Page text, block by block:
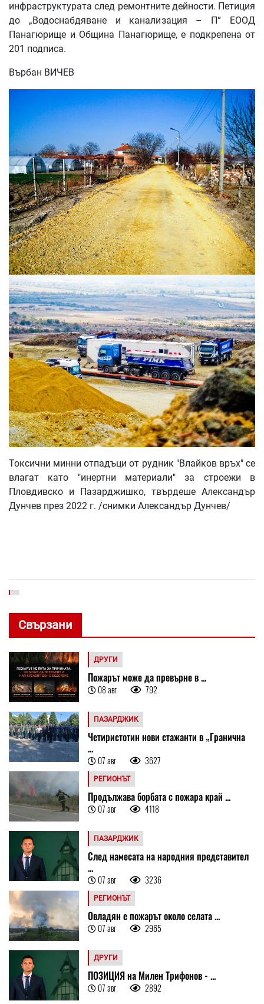
инфраструктурата след ремонтните дейности. Петиция
до „Водоснабдяване и канализация – П“ ЕООД
Панагюрище и Община Панагюрище, е подкрепена от
201 подписа.
Върбан ВИЧЕВ
Токсични минни отпадъци от рудник "Влайков връх" се
влагат като "инертни материали" за строежи в
Пловдивско и Пазарджишко, твърдеше Александър
Дунчев през 2022 г. /снимки Александър Дунчев/
Свързани
ДРУГИ
Пожарът може да превърне в ...
08 авг 792
ПАЗАРДЖИК
Четиристотин нови стажанти в „Гранична
...
07 авг 3627
РЕГИОНЪТ
Продължава борбата с пожара край ...
07 авг 4118
ПАЗАРДЖИК
След намесата на народния представител
...
07 авг 3236
РЕГИОНЪТ
Овладян е пожарът около селата ...
07 авг 2965
ДРУГИ
ПОЗИЦИЯ на Милен Трифонов - ...
07 авг 2892